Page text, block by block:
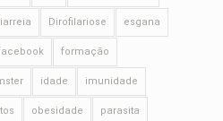
Dirofilariose esgana
formação
idade imunidade
obesidade parasita